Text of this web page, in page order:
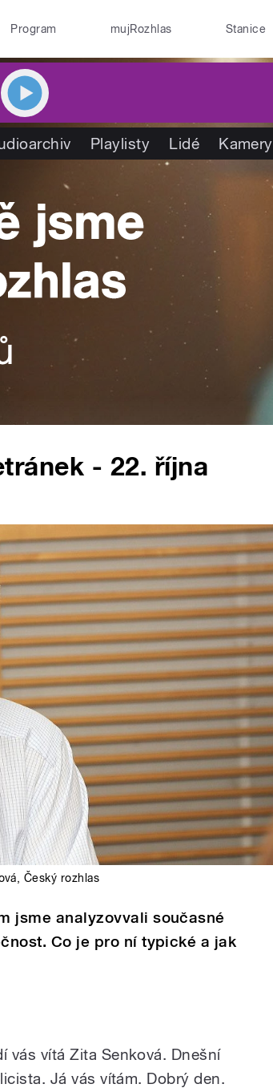
Program mujRozhlas Stanice
Playlisty Lidé Kamery
- 22. října
, Český rozhlas
jsme analyzovvali současné
Co je pro ní typické a jak
vás vítá Zita Senková. Dnešní
Já vás vítám. Dobrý den.